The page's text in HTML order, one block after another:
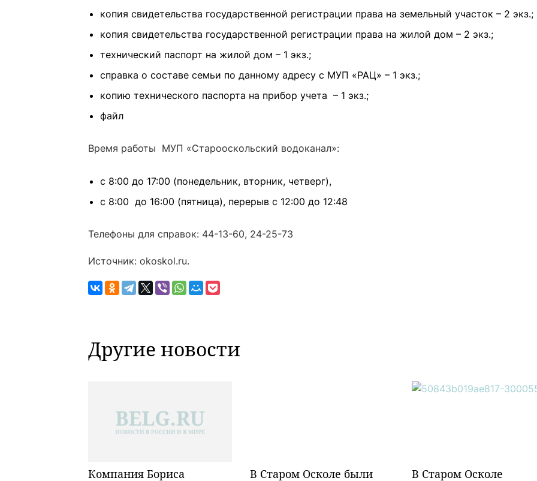
копия свидетельства государственной регистрации права на земельный участок – 2 экз.;
копия свидетельства государственной регистрации права на жилой дом – 2 экз.;
технический паспорт на жилой дом – 1 экз.;
справка о составе семьи по данному адресу с МУП «РАЦ» – 1 экз.;
копию технического паспорта на прибор учета – 1 экз.;
файл
Время работы МУП «Старооскольский водоканал»:
с 8:00 до 17:00 (понедельник, вторник, четверг),
с 8:00 до 16:00 (пятница), перерыв с 12:00 до 12:48
Телефоны для справок: 44-13-60, 24-25-73
Источник: okoskol.ru.
Другие новости
Компания Бориса В Старом Осколе были В Старом Осколе